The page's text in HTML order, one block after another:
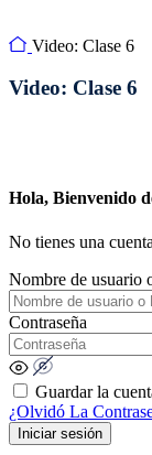
Video: Clase 6
Video: Clase 6
Hola, Bienvenido
No tienes una
Nombre de usuario
Contraseña
Guardar la
¿Olvidó La
Iniciar sesión